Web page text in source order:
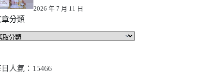
2026 年 7 月 11 日
分類
人氣：15466